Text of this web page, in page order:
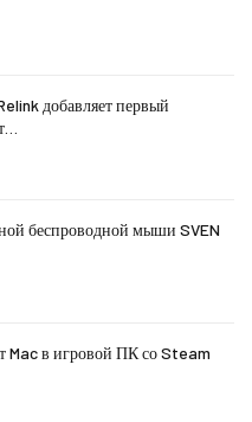
добавляет первый
беспроводной мыши SVEN
Mac в игровой ПК со Steam